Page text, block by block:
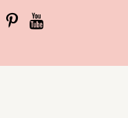
removedores de
destruir a cor. É melhor